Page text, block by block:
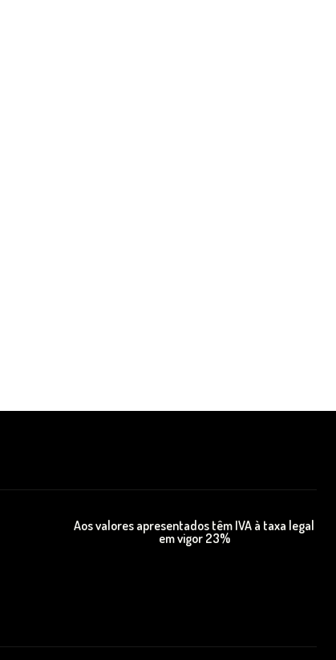
Aos valores apresentados têm IVA à taxa legal
em vigor 23%